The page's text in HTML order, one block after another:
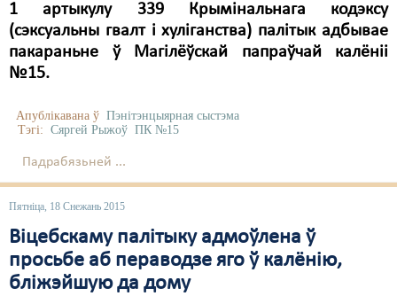
1 артыкулу 339 Крымінальнага кодэксу
(сэксуальны гвалт і хуліганства) палітык адбывае
пакараньне ў Магілёўскай папраўчай калёніі
№15.
Апублікавана ў Пэнітэнцыярная сыстэма
Тэгі: Сяргей Рыжоў ПК №15
Падрабязьней ...
Пятніца, 18 Снежань 2015
Віцебскаму палітыку адмоўлена ў
просьбе аб пераводзе яго ў калёнію,
бліжэйшую да дому
Правы дзіцяці
Пэнітэнцыярная сыстэма
Рознае
Свабода слова
Суд
Сьмяротнае пакараньне